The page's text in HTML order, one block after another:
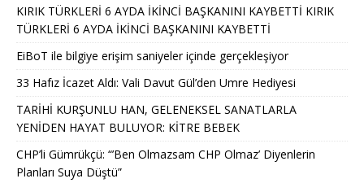
KIRIK TÜRKLERİ 6 AYDA İKİNCİ BAŞKANINI KAYBETTİ KIRIK
TÜRKLERİ 6 AYDA İKİNCİ BAŞKANINI KAYBETTİ
EiBoT ile bilgiye erişim saniyeler içinde gerçekleşiyor
33 Hafız İcazet Aldı: Vali Davut Gül’den Umre Hediyesi
TARİHİ KURŞUNLU HAN, GELENEKSEL SANATLARLA
YENİDEN HAYAT BULUYOR: KİTRE BEBEK
CHP’li Gümrükçü: “’Ben Olmazsam CHP Olmaz’ Diyenlerin
Planları Suya Düştü”